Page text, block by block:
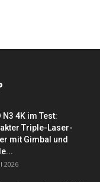
N3 4K im Test:
Triple-Laser-
mit Gimbal und
2026